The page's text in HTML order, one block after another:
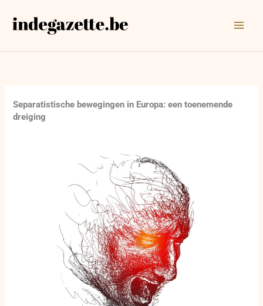
naar
Separatistische bewegingen in Europa: een toenemende
dreiging